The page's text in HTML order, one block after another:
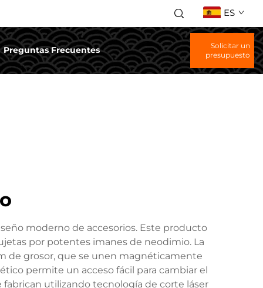
ES
Preguntas Frecuentes
Solicitar un
presupuesto
moderno de accesorios. Este producto
por potentes imanes de neodimio. La
de grosor, que se unen magnéticamente
permite un acceso fácil para cambiar el
fabrican utilizando tecnología de corte láser